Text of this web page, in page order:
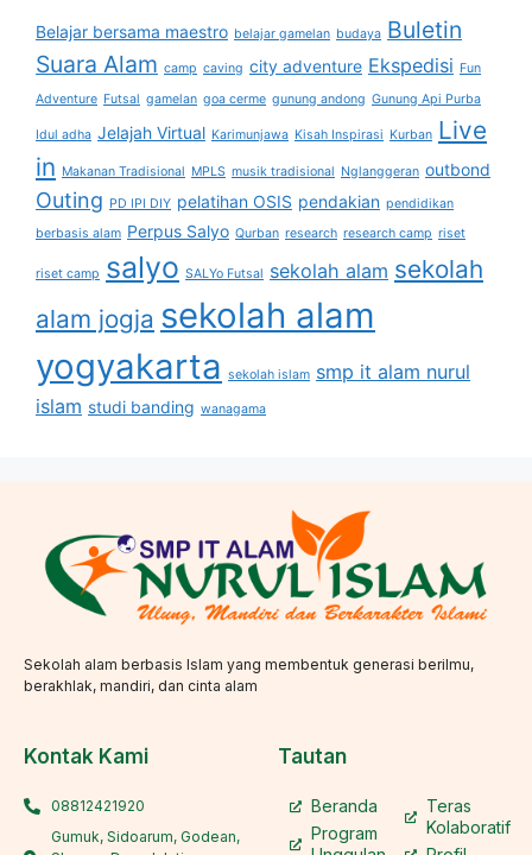
Belajar bersama maestro belajar gamelan budaya Buletin
Suara Alam camp caving city adventure Ekspedisi Fun
Adventure Futsal gamelan goa cerme gunung andong Gunung Api Purba
Idul adha Jelajah Virtual Karimunjawa Kisah Inspirasi Kurban Live
in Makanan Tradisional MPLS musik tradisional Nglanggeran outbond
Outing PD IPI DIY pelatihan OSIS pendakian pendidikan
berbasis alam Perpus Salyo Qurban research research camp riset
riset camp salyo SALYo Futsal sekolah alam sekolah
alam jogja sekolah alam
yogyakarta sekolah islam smp it alam nurul
islam studi banding wanagama
Sekolah alam berbasis Islam yang membentuk generasi berilmu,
berakhlak, mandiri, dan cinta alam
Kontak Kami
08812421920
Gumuk, Sidoarum, Godean,
Tautan
Beranda
Program
Teras
Kolaboratif